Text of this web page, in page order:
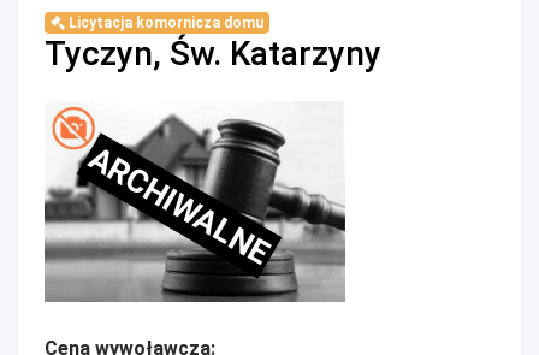
Licytacja komornicza domu
Tyczyn, Św. Katarzyny
ARCHIWALNE
Cena wywoławcza: